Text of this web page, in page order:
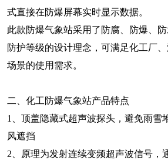
式直接在防爆屏幕实时显示数据。
此款防爆气象站采用了防腐、防爆、
防护等级的设计理念，可满足化工厂
场景的使用需求。
二、 化工防爆气象站产品特点
1、顶盖隐藏式超声波探头，避免雨雪
风遮挡
2、原理为发射连续变频超声波信号，